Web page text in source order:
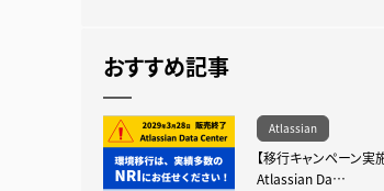
おすすめ記事
Atlassian
【移行キャンペーン実
Atlassian Da…